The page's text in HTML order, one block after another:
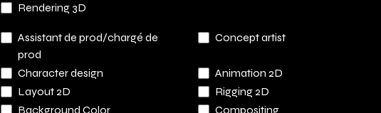
Rendering 3D
Assistant de prod/chargé de
prod
Concept artist
Character design Animation 2D
Layout 2D
Rigging 2D
Background Color
Compositing